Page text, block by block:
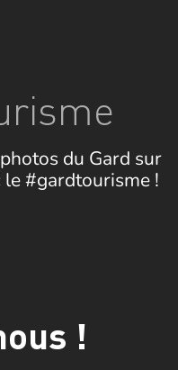
du Gard sur
le #gardtourisme !
!